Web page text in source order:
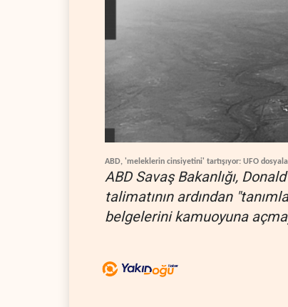
ABD, 'meleklerin cinsiyetini' tartışıyor: UFO
ABD Savaş Bakanlığı,
talimatının ardından
belgelerini kamuoyuna